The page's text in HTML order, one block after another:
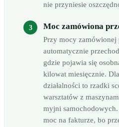
nie przyniesie
Moc zamówiona
Przy mocy
automatycznie
gdzie pojawia się
kilowat miesięcznie.
działalności to rzadki
warsztatów z
myjni
moc na fakturze, bo